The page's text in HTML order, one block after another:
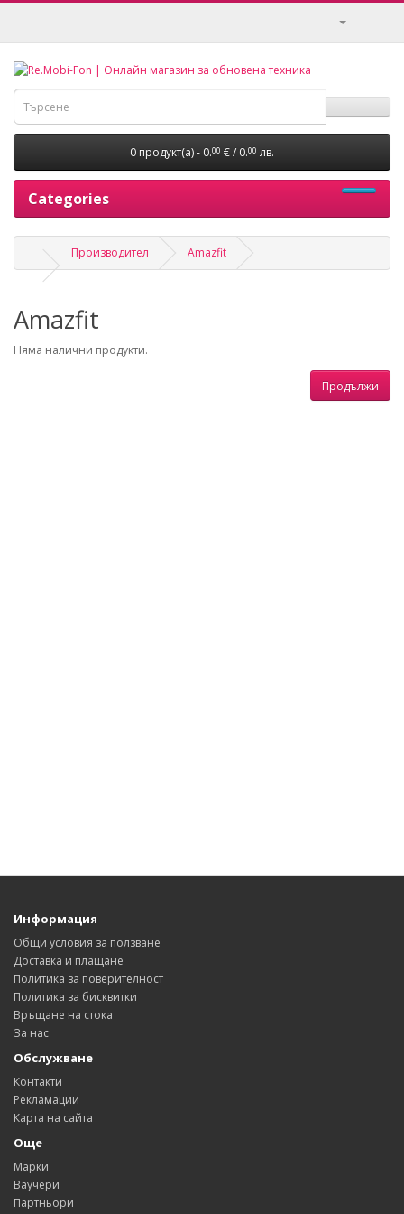
0 продукт(а) - 0.00 € / 0.00 лв.
Categories
Производител Amazfit
Amazfit
Няма налични продукти.
Продължи
Информация
Общи условия за ползване
Доставка и плащане
Политика за поверителност
Политика за бисквитки
Връщане на стока
За нас
Обслужване
Контакти
Рекламации
Карта на сайта
Още
Марки
Ваучери
Партньори